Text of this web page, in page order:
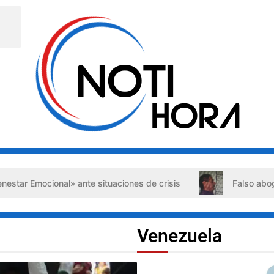
situaciones de crisis Falso abogado detenido en
Venezuela